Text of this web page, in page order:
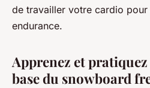
de travailler votre cardio
endurance.
Apprenez et
base du snowboard